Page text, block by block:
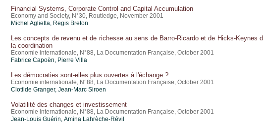
Financial Systems, Corporate Control and Capital Accumulation
Economy and Society, N°30, Routledge, November 2001
Michel Aglietta, Regis Breton
Les concepts de revenu et de richesse au sens de Barro-Ricardo et de Hicks-Keynes
la coordination
Economie internationale, N°88, La Documentation Française, October 2001
Fabrice Capoën, Pierre Villa
Les démocraties sont-elles plus ouvertes à l'échange ?
Economie internationale, N°88, La Documentation Française, October 2001
Clotilde Granger, Jean-Marc Siroen
Volatilité des changes et investissement
Economie internationale, N°88, La Documentation Française, October 2001
Jean-Louis Guérin, Amina Lahrèche-Révil